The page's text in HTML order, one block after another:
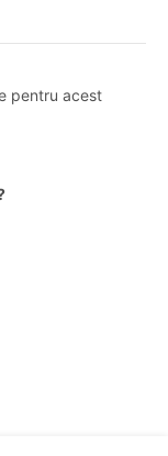
pentru acest